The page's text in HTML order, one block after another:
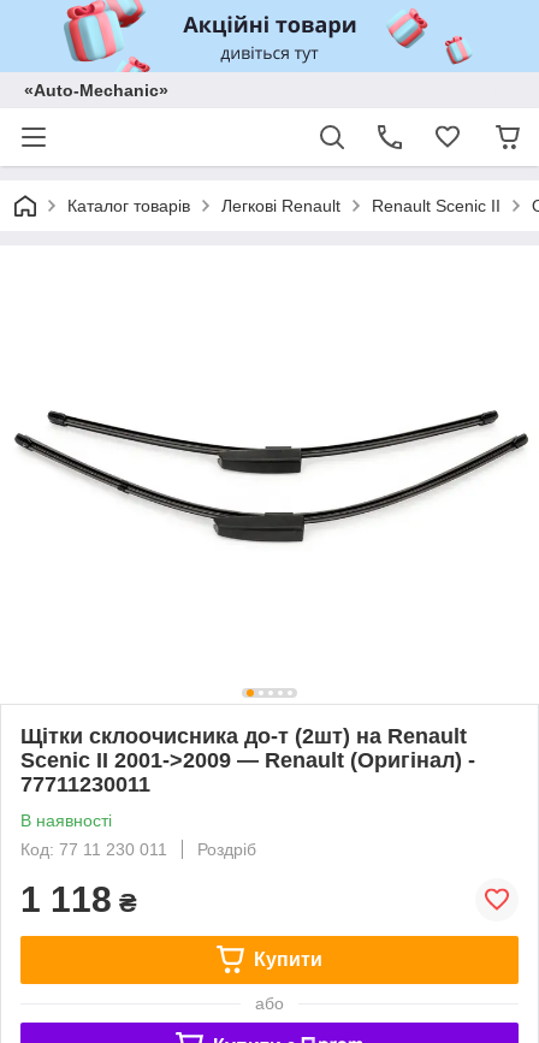
«Auto-Mechanic»
Каталог товарів Легкові Renault Renault Scenic II
Щітки склоочисника до-т (2шт) на Renault
Scenic II 2001->2009 — Renault (Оригінал) -
77711230011
В наявності
Код: 77 11 230 011
Роздріб
1 118 ₴
Купити
або